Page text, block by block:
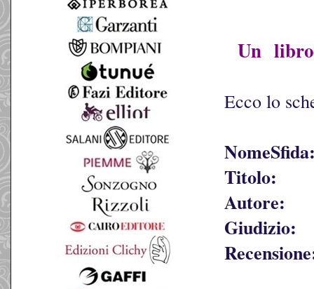
Un
Ecco lo
Titolo:
Autore:
Giudizio: